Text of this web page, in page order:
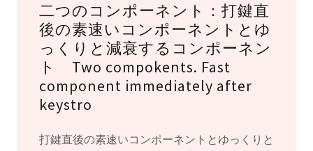
二つのコンポーネント：打鍵直
後の素速いコンポーネントとゆ
っくりと減衰するコンポーネン
ト Two compokents. Fast
component immediately after
keystro
打鍵直後の素速いコンポーネントとゆっくりと